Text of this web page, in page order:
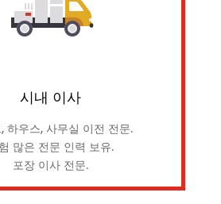
시내 이사
하우스, 사무실 이전 전문.
많은 전문 인력 보유.
포장 이사 전문.